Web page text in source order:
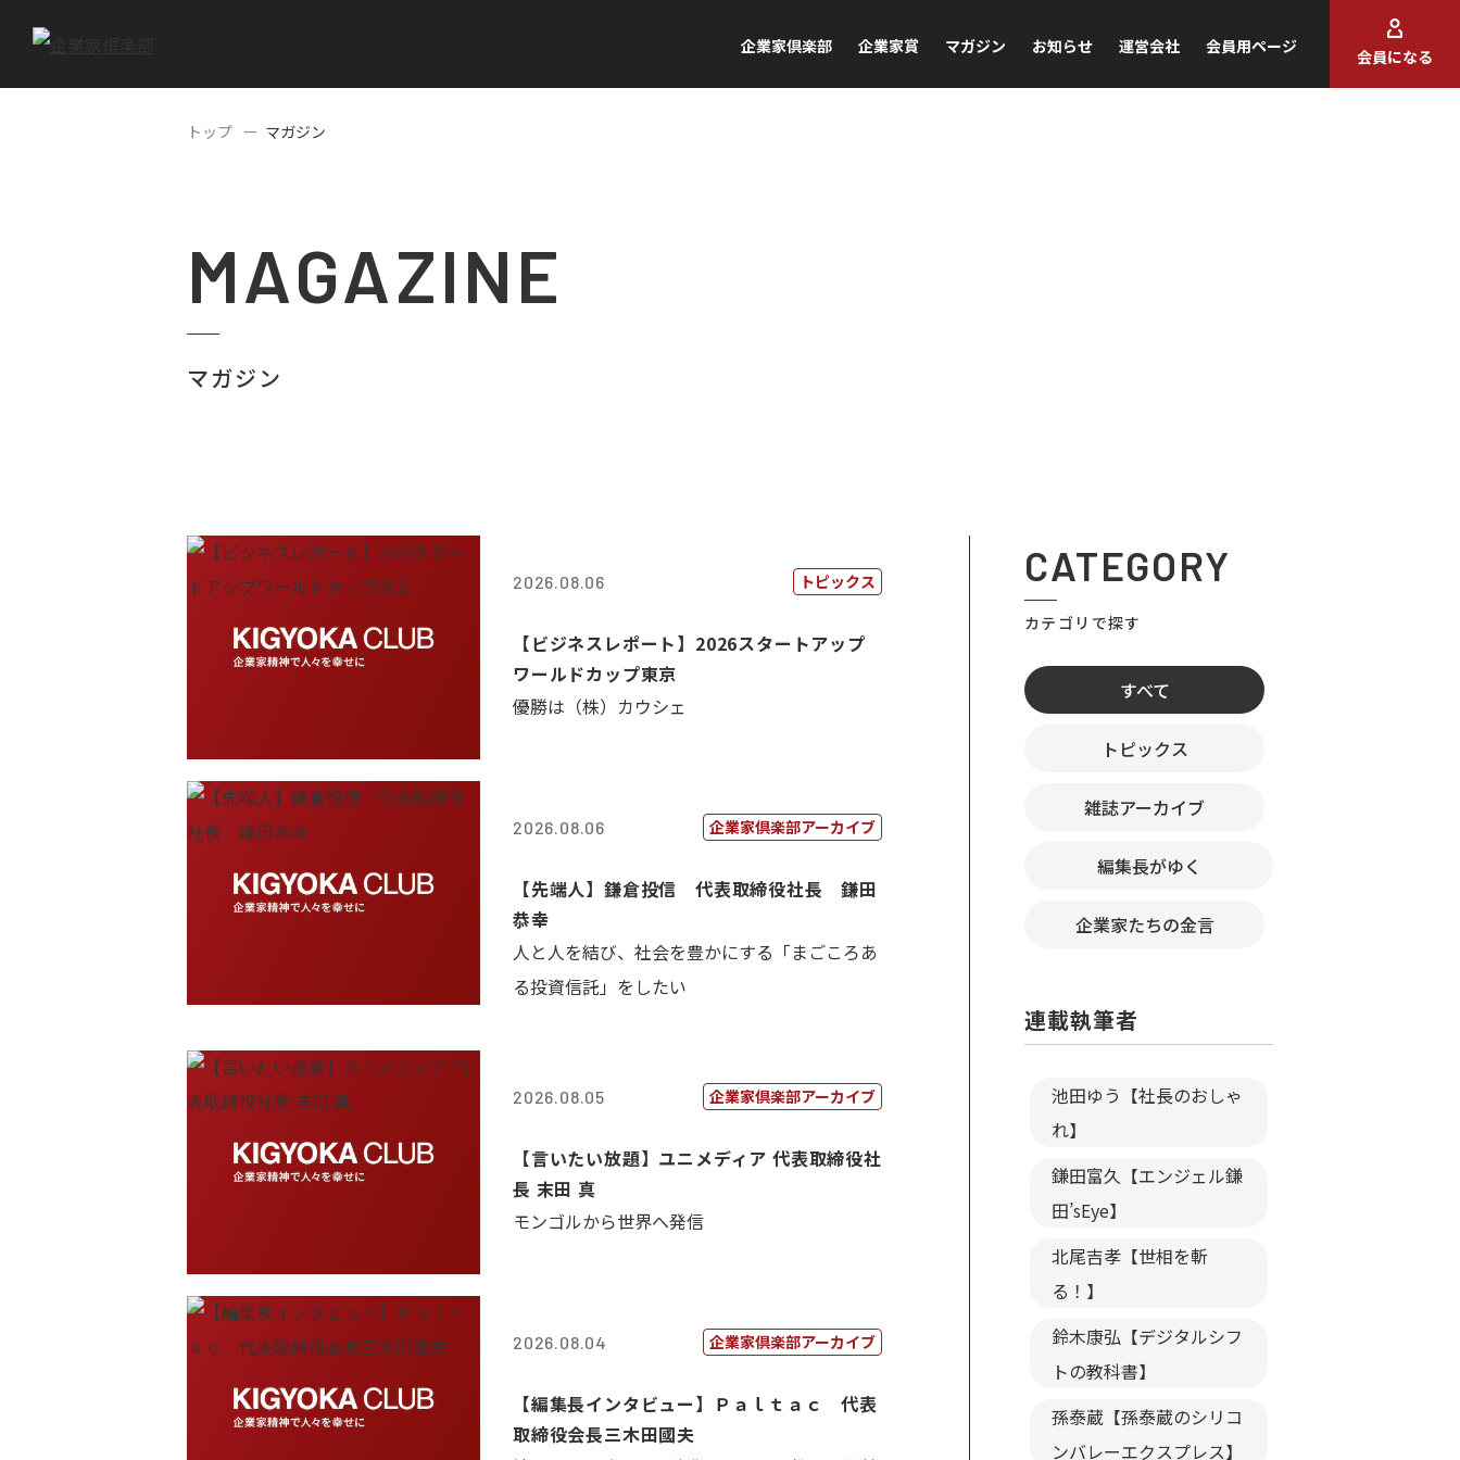
企業家倶楽部 企業家賞 マガジン お知らせ 運営会社 会員用ページ
会員になる
トップ マガジン
MAGAZINE
マガジン
2026.08.06 トピックス
【ビジネスレポート】2026スタートアップ
ワールドカップ東京
優勝は（株）カウシェ
2026.08.06 企業家倶楽部アーカイブ
【先端人】鎌倉投信 代表取締役社長 鎌田
恭幸
人と人を結び、社会を豊かにする「まごころあ
る投資信託」をしたい
2026.08.05 企業家倶楽部アーカイブ
【言いたい放題】ユニメディア 代表取締役社
長 末田 真
モンゴルから世界へ発信
2026.08.04 企業家倶楽部アーカイブ
【編集長インタビュー】Ｐａｌｔａｃ 代表
取締役会長三木田國夫
CATEGORY
カテゴリで探す
すべて
トピックス
雑誌アーカイブ
編集長がゆく
企業家たちの金言
連載執筆者
池田ゆう【社長のおしゃ
れ】
鎌田富久【エンジェル鎌
田’sEye】
北尾吉孝【世相を斬
る！】
鈴木康弘【デジタルシフ
トの教科書】
孫泰蔵【孫泰蔵のシリコ
ンバレーエクスプレス】